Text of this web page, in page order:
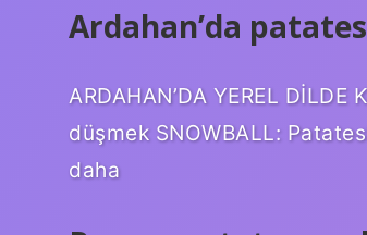
Ardahan’da
ARDAHAN’DA YEREL
düşmek SNOWBALL:
daha